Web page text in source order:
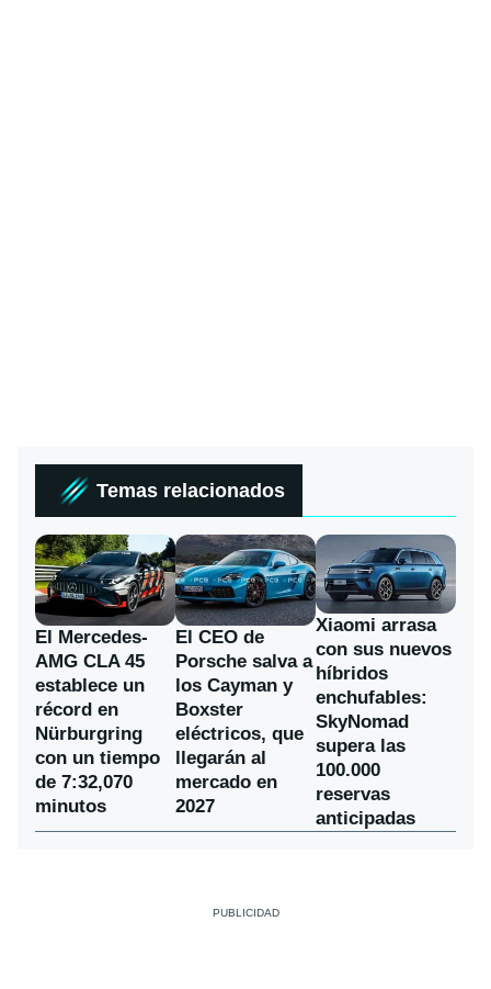
Temas relacionados
El Mercedes-
AMG CLA 45
establece un
récord en
Nürburgring
con un tiempo
de 7:32,070
minutos
El CEO de
Porsche salva a
los Cayman y
Boxster
eléctricos, que
llegarán al
mercado en
2027
Xiaomi arrasa
con sus nuevos
híbridos
enchufables:
SkyNomad
supera las
100.000
reservas
anticipadas